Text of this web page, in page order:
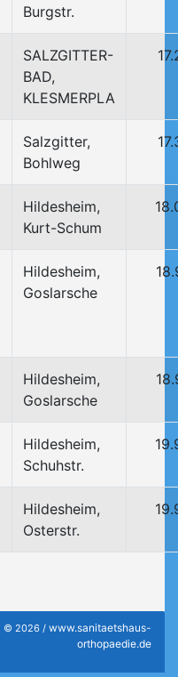
Burgstr.
SALZGITTER-
BAD,
KLESMERPLA
Salzgitter,
Bohlweg
Hildesheim,
Kurt-Schum
Hildesheim,
Goslarsche
Hildesheim,
Goslarsche
Hildesheim,
Schuhstr.
Hildesheim,
Osterstr.
© 2026 / www.sanitaetshaus-
orthopaedie.de